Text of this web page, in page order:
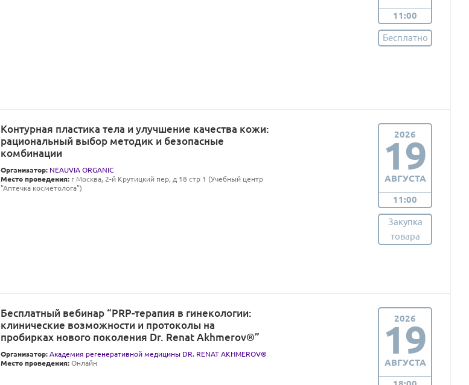
11:00
Бесплатно
Контурная пластика тела и улучшение качества кожи:
рациональный выбор методик и безопасные
комбинации
Организатор: NEAUVIA ORGANIC
Место проведения: г Москва, 2-й Крутицкий пер, д 18 стр 1 (Учебный центр
"Аптечка косметолога")
2026
19
АВГУСТА
11:00
Закупка
товара
Бесплатный вебинар “PRP-терапия в гинекологии:
клинические возможности и протоколы на
пробирках нового поколения Dr. Renat Akhmerov®”
Организатор: Академия регенеративной медицины DR. RENAT AKHMEROV®
Место проведения: Онлайн
2026
19
АВГУСТА